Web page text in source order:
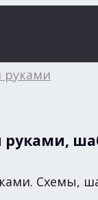
руками
руками,